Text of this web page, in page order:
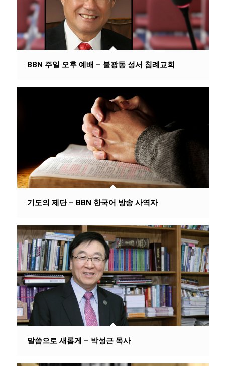
BBN 주일 오후 예배 – 불광동 성서 침례교회
기도의 제단 – BBN 한국어 방송 사역자
말씀으로 새롭게 – 박성근 목사